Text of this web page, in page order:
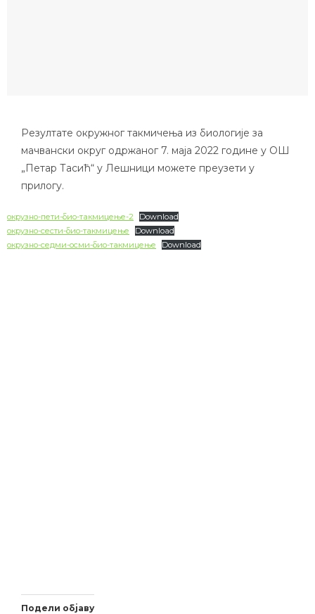
Резултате окружног такмичења из биологије за
мачвански округ одржаног 7. маја 2022 године у ОШ
„Петар Тасић“ у Лешници можете преузети у
прилогу.
окрузно-пети-био-такмицење-2
Download
окрузно-сести-био-такмицење
Download
окрузно-седми-осми-био-такмицење
Download
Подели објаву